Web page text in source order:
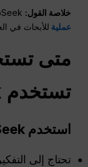
خلاصة القول:
عملية للأبحاث في
متى
تستخدم DeepSeek
استخدم DeepSeek عندما
تحتاج إلى